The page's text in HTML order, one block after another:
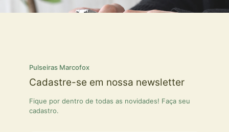
Pulseiras Marcofox
Cadastre-se em nossa newsletter
Fique por dentro de todas as novidades! Faça seu
cadastro.